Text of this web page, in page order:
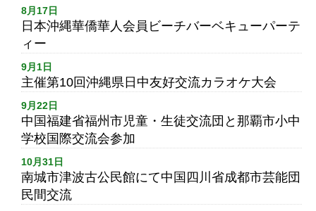
8月17日
日本沖縄華僑華人会員ビーチバーベキューパーテ
ィー
9月1日
主催第10回沖縄県日中友好交流カラオケ大会
9月22日
中国福建省福州市児童・生徒交流団と那覇市小中
学校国際交流会参加
10月31日
南城市津波古公民館にて中国四川省成都市芸能団
民間交流